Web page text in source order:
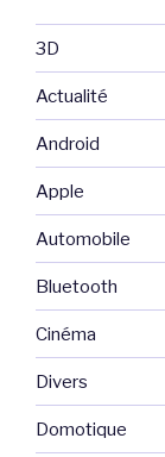
3D
Actualité
Android
Apple
Automobile
Bluetooth
Cinéma
Divers
Domotique